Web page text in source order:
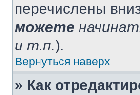
перечислены
можете
и т.п.).
Вернуться наверх
» Как